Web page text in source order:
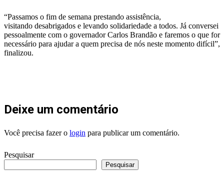
“Passamos o fim de semana prestando assistência,
visitando desabrigados e levando solidariedade a todos. Já conversei
pessoalmente com o governador Carlos Brandão e faremos o que for
necessário para ajudar a quem precisa de nós neste momento difícil”,
finalizou.
Deixe um comentário
Você precisa fazer o login para publicar um comentário.
Pesquisar
Pesquisar